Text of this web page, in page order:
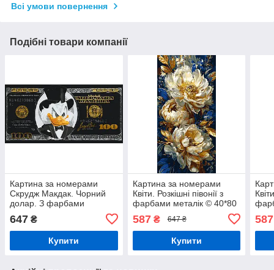
Всі умови повернення
Подібні товари компанії
Картина за номерами
Скрудж Макдак. Чорний
долар. З фарбами
металік(золоті) 40*80 см
Орігамі LW 3287
647 ₴
Купити
Картина за номерами
Квіти. Розкішні півонії з
фарбами металік © 40*80
587₴ 647 ₴
Купити
587